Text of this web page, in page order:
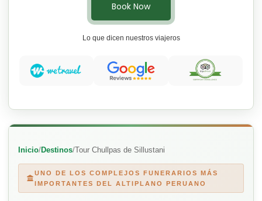
Inicio/Destinos/Tour Chullpas de Sillustani
UNO DE LOS COMPLEJOS FUNERARIOS MÁS
IMPORTANTES DEL ALTIPLANO PERUANO
Book Now
Lo que dicen nuestros viajeros